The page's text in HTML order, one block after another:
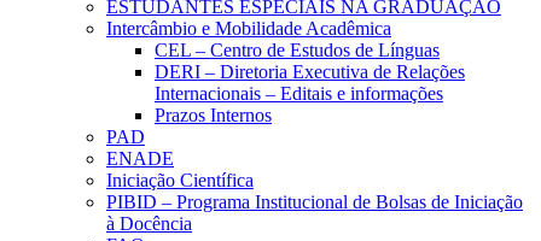
ESTUDANTES ESPECIAIS NA GRADUAÇÃO
Intercâmbio e Mobilidade Acadêmica
CEL – Centro de Estudos de Línguas
DERI – Diretoria Executiva de Relações
Internacionais – Editais e informações
Prazos Internos
PAD
ENADE
Iniciação Científica
PIBID – Programa Institucional de Bolsas de Iniciação
à Docência